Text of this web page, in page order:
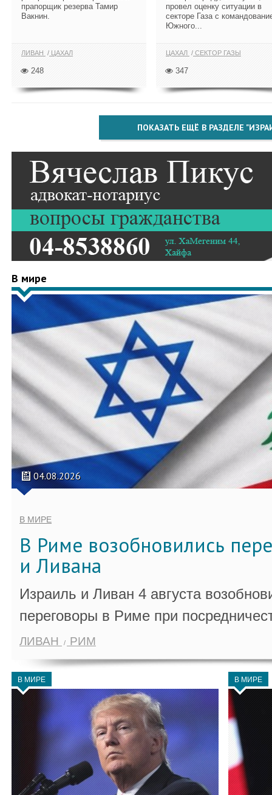
прапорщик резерва Тамир
Вакнин.
ЛИВАН ЦАХАЛ
248
провел оценку ситуации в
секторе Газа с
Южного...
ЦАХАЛ СЕКТОР ГАЗЫ
347
ПОКАЗАТЬ ЕЩЁ В РАЗДЕЛЕ
В мире
04.08.2026
В МИРЕ
В Риме возобновились
и Ливана
Израиль и Ливан 4 августа
переговоры в Риме при
ЛИВАН РИМ
В МИРЕ В МИРЕ